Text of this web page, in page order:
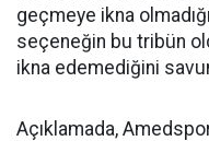
geçmeye ikna
seçeneğin bu tribün
ikna edemediğini
Açıklamada,